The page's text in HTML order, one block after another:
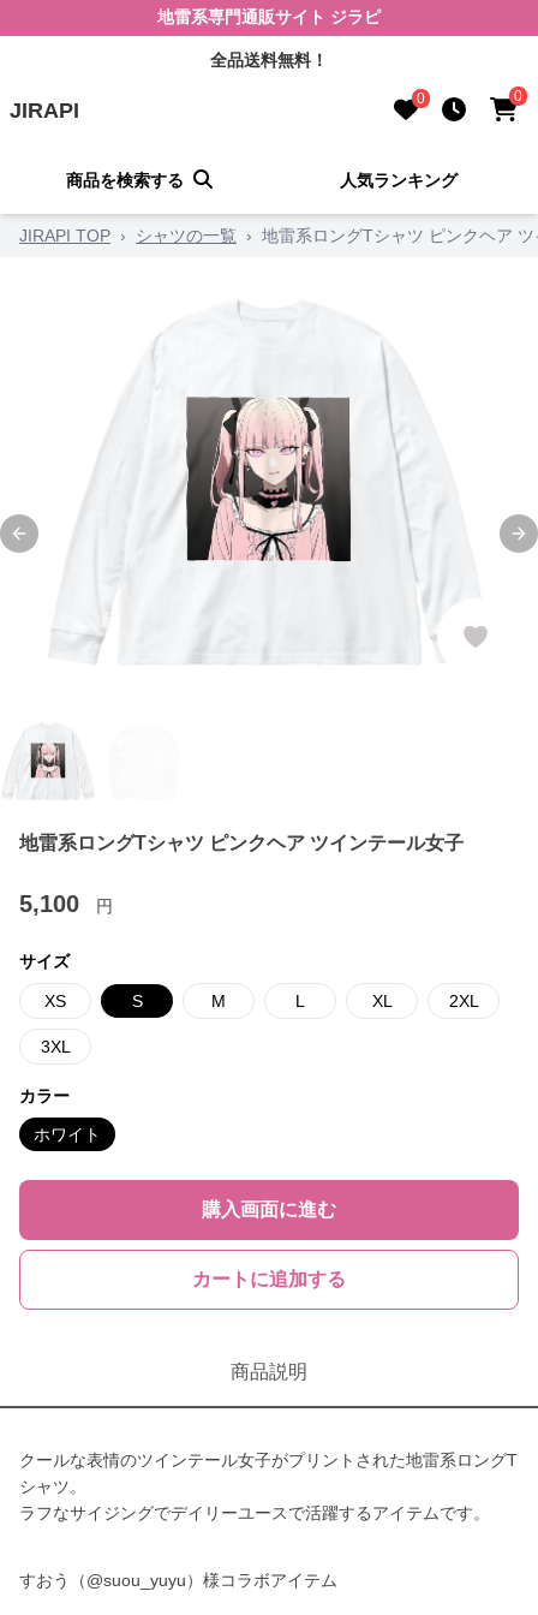
地雷系専門通販サイト ジラピ
全品送料無料！
JIRAPI 0 0
商品を検索する 人気ランキング
JIRAPI TOP › シャツの一覧 › 地雷系ロングTシャツ ピンクヘア
Previous slide
地雷系ロングTシャツ ピンクヘア ツインテール女子
5,100 円
サイズ
XS S M L XL 2XL
3XL
カラー
ホワイト
購入画面に進む
カートに追加する
商品説明
クールな表情のツインテール女子がプリントされた地雷系ロングT
シャツ。
ラフなサイジングでデイリーユースで活躍するアイテムです。
すおう（@suou_yuyu）様コラボアイテム